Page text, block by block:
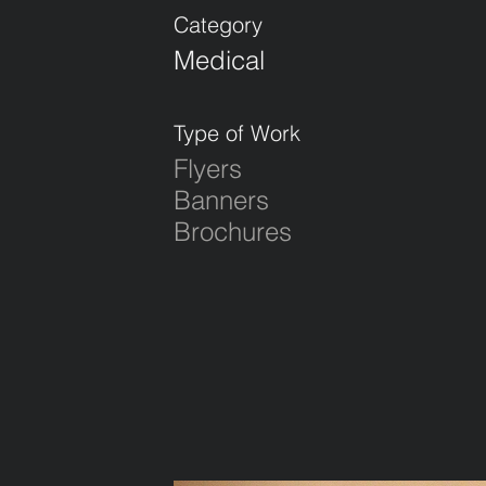
Category
Medical
Type of Work
Flyers
Banners
Brochures